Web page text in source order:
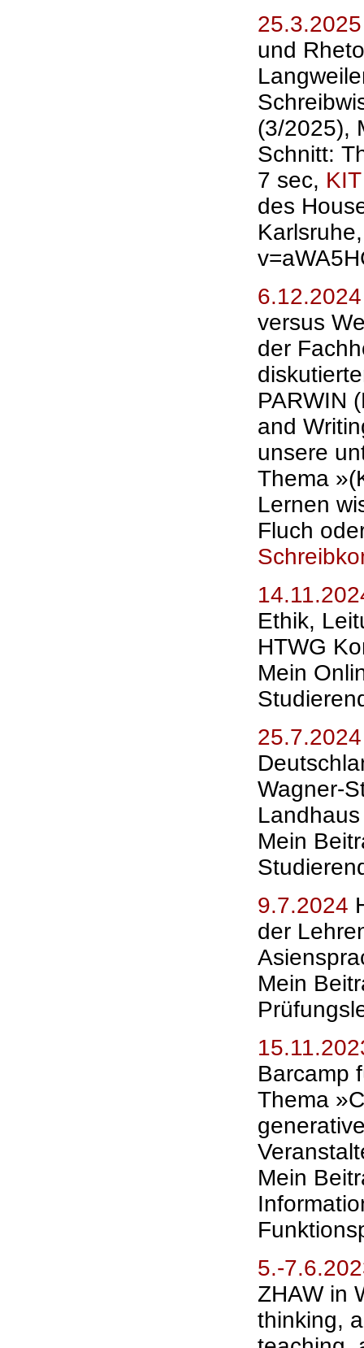
25.3.2025
und
(3/2025),
Schnitt:
7 sec,
des
6.12.2024
versus
der
PARWIN
and
unsere
Thema
Lernen
Fluch
Ethik,
HTWG
Mein
Wagner-
Mein
9.7.2024
der
Mein
Barcamp
Thema
Mein
5.-
ZHAW in
thinking,